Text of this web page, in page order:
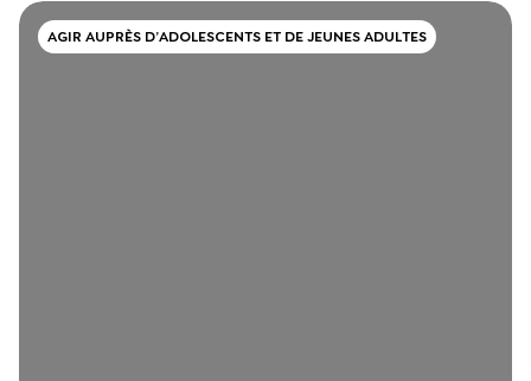
AGIR AUPRÈS D’ADOLESCENTS ET DE JEUNES ADULTES